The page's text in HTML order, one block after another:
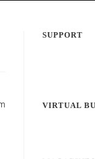
SUPPORT
VIRTUAL